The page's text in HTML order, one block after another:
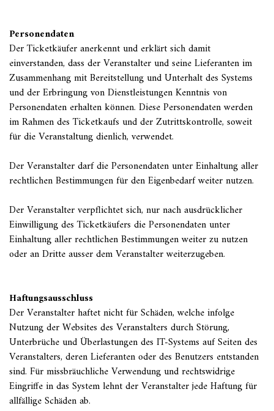
Personendaten
Der Ticketkäufer anerkennt und erklärt sich damit
einverstanden, dass der Veranstalter und seine Lieferanten im
Zusammenhang mit Bereitstellung und Unterhalt des Systems
und der Erbringung von Dienstleistungen Kenntnis von
Personendaten erhalten können. Diese Personendaten werden
im Rahmen des Ticketkaufs und der Zutrittskontrolle, soweit
für die Veranstaltung dienlich, verwendet.
Der Veranstalter darf die Personendaten unter Einhaltung aller
rechtlichen Bestimmungen für den Eigenbedarf weiter nutzen.
Der Veranstalter verpflichtet sich, nur nach ausdrücklicher
Einwilligung des Ticketkäufers die Personendaten unter
Einhaltung aller rechtlichen Bestimmungen weiter zu nutzen
oder an Dritte ausser dem Veranstalter weiterzugeben.
Haftungsausschluss
Der Veranstalter haftet nicht für Schäden, welche infolge
Nutzung der Websites des Veranstalters durch Störung,
Unterbrüche und Überlastungen des IT-Systems auf Seiten des
Veranstalters, deren Lieferanten oder des Benutzers entstanden
sind. Für missbräuchliche Verwendung und rechtswidrige
Eingriffe in das System lehnt der Veranstalter jede Haftung für
allfällige Schäden ab.